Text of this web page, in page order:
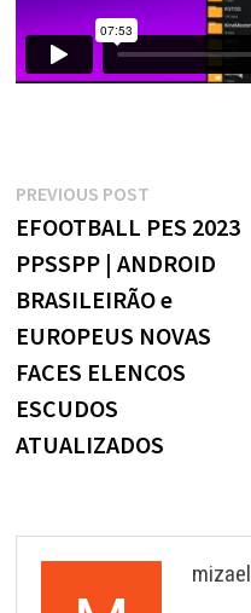
Navegação
de
Post
PREVIOUS POSTPrevious
post:
EFOOTBALL PES 2023
PPSSPP | ANDROID
BRASILEIRÃO e
EUROPEUS NOVAS
FACES ELENCOS
ESCUDOS
ATUALIZADOS
mizael